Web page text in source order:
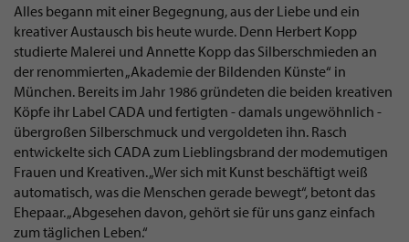
Alles begann mit einer Begegnung, aus der Liebe und ein
kreativer Austausch bis heute wurde. Denn Herbert Kopp
studierte Malerei und Annette Kopp das Silberschmieden an
der renommierten „Akademie der Bildenden Künste“ in
München. Bereits im Jahr 1986 gründeten die beiden kreativen
Köpfe ihr Label CADA und fertigten - damals ungewöhnlich -
übergroßen Silberschmuck und vergoldeten ihn. Rasch
entwickelte sich CADA zum Lieblingsbrand der modemutigen
Frauen und Kreativen. „Wer sich mit Kunst beschäftigt weiß
automatisch, was die Menschen gerade bewegt“, betont das
Ehepaar. „Abgesehen davon, gehört sie für uns ganz einfach
zum täglichen Leben.“